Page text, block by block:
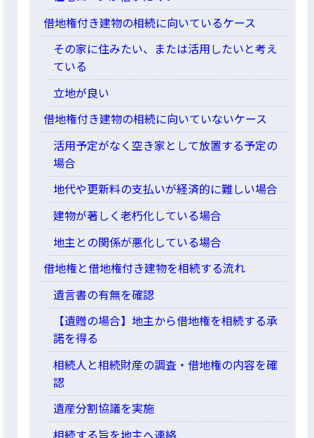
借地権付き建物の相続に向いているケース
その家に住みたい、または活用したいと考え
ている
立地が良い
借地権付き建物の相続に向いていないケース
活用予定がなく空き家として放置する予定の
場合
地代や更新料の支払いが経済的に難しい場合
建物が著しく老朽化している場合
地主との関係が悪化している場合
借地権と借地権付き建物を相続する流れ
遺言書の有無を確認
【遺贈の場合】地主から借地権を相続する承
諾を得る
相続人と相続財産の調査・借地権の内容を確
認
遺産分割協議を実施
相続する旨を地主へ連絡